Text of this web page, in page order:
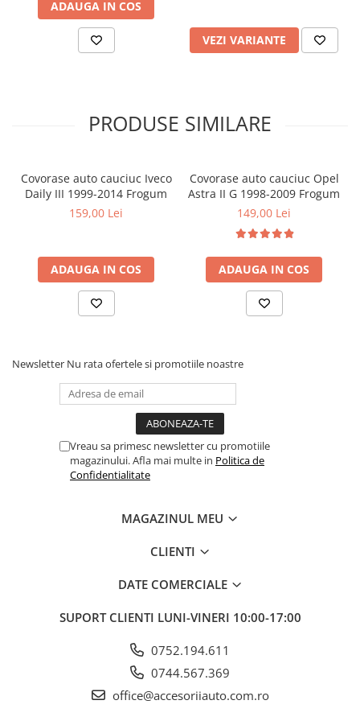
ADAUGA IN COS
VEZI VARIANTE
PRODUSE SIMILARE
Covorase auto cauciuc Iveco
Daily III 1999-2014 Frogum
159,00 Lei
ADAUGA IN COS
Covorase auto cauciuc Opel
Astra II G 1998-2009 Frogum
149,00 Lei
ADAUGA IN COS
Newsletter Nu rata ofertele si promotiile noastre
Vreau sa primesc newsletter cu promotiile
magazinului. Afla mai multe in Politica de
Confidentialitate
MAGAZINUL MEU
CLIENTI
DATE COMERCIALE
SUPORT CLIENTI LUNI-VINERI 10:00-17:00
0752.194.611
0744.567.369
office@accesoriiauto.com.ro